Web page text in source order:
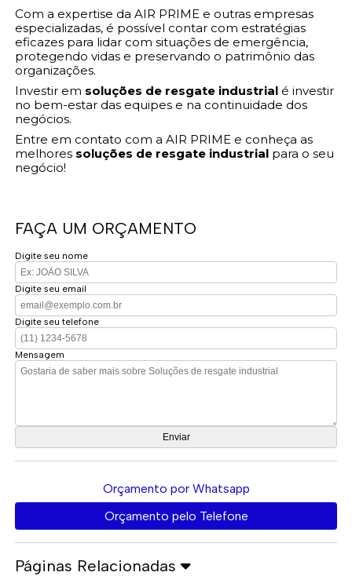
Com a expertise da AIR PRIME e outras empresas
especializadas, é possível contar com estratégias
eficazes para lidar com situações de emergência,
protegendo vidas e preservando o patrimônio das
organizações.
Investir em soluções de resgate industrial é investir
no bem-estar das equipes e na continuidade dos
negócios.
Entre em contato com a AIR PRIME e conheça as
melhores soluções de resgate industrial para o seu
negócio!
FAÇA UM ORÇAMENTO
Digite seu nome
Digite seu email
Digite seu telefone
Mensagem
Orçamento por Whatsapp
Orçamento pelo Telefone
Páginas Relacionadas